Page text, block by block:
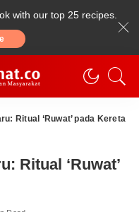
with our top 25 recipes.
Ritual ‘Ruwat’ pada Kereta
Ritual ‘Ruwat’